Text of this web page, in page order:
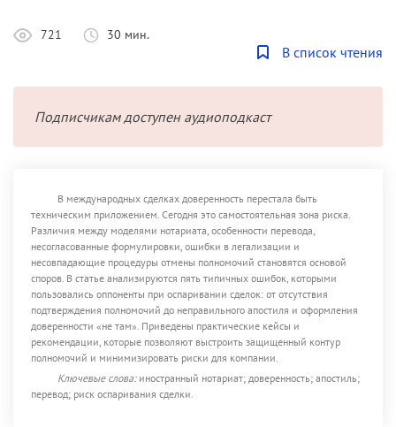
721 30 мин.
В список чтения
Подписчикам доступен аудиоподкаст
В международных сделках доверенность перестала быть
техническим приложением. Сегодня это самостоятельная зона риска.
Различия между моделями нотариата, особенности перевода,
несогласованные формулировки, ошибки в легализации и
несовпадающие процедуры отмены полномочий становятся основой
споров. В статье анализируются пять типичных ошибок, которыми
пользовались оппоненты при оспаривании сделок: от отсутствия
подтверждения полномочий до неправильного апостиля и оформления
доверенности «не там». Приведены практические кейсы и
рекомендации, которые позволяют выстроить защищенный контур
полномочий и минимизировать риски для компании.
Ключевые слова:иностранный нотариат; доверенность; апостиль;
перевод; риск оспаривания сделки.